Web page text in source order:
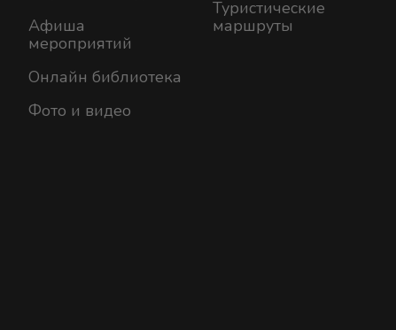
Афиша
мероприятий
Онлайн библиотека
Фото и видео
Туристические
маршруты